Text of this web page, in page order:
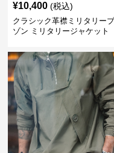
¥10,400 (税込)
クラシック革襟ミリタリー
ゾン ミリタリージャケット